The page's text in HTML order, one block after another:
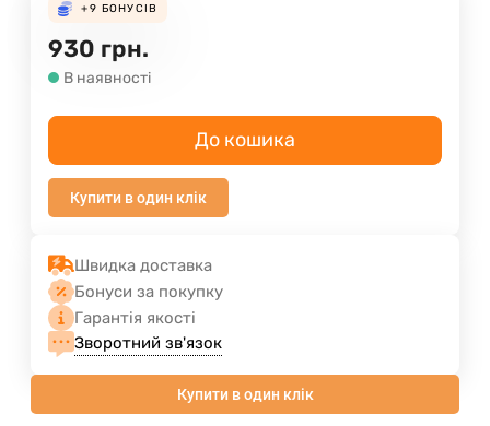
+9 БОНУСІВ
930 грн.
В наявності
До кошика
Купити в один клік
Швидка доставка
Бонуси за покупку
Гарантія якості
Зворотний зв'язок
Купити в один клік